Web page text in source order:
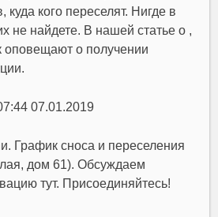
куда кого переселят. Нигде в
не найдете. В нашей статье о ,
оповещают о получении
07.01.2019
График сноса и переселения
дом 61). Обсуждаем
тут. Присоединяйтесь!